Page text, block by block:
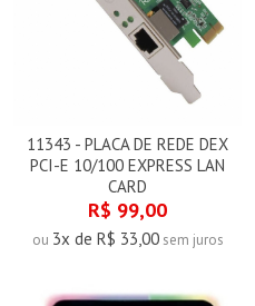
11343 - PLACA DE REDE DEX
PCI-E 10/100 EXPRESS LAN
CARD
R$ 99,00
ou 3x de R$ 33,00sem juros